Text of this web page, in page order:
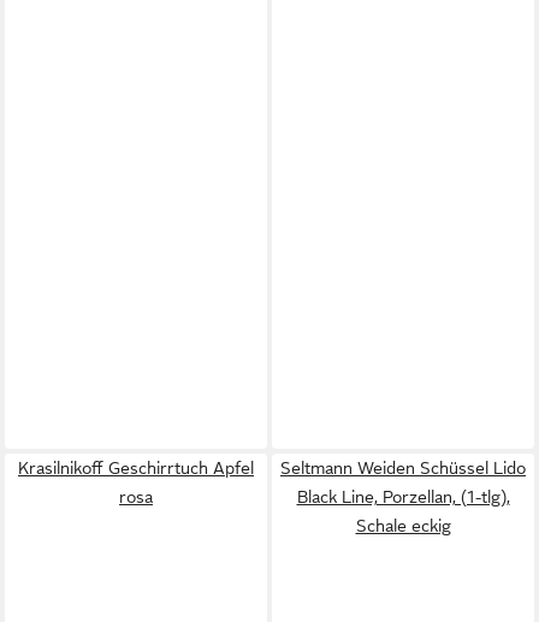
Krasilnikoff Geschirrtuch Apfel
rosa
Seltmann Weiden Schüssel Lido
Black Line, Porzellan, (1-tlg),
Schale eckig